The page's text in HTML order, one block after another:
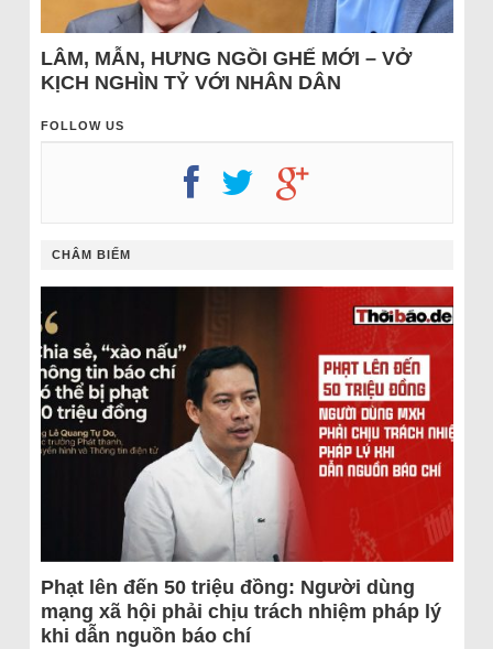
LÂM, MẪN, HƯNG NGỒI GHẾ MỚI – VỞ
KỊCH NGHÌN TỶ VỚI NHÂN DÂN
FOLLOW US
CHÂM BIẾM
Phạt lên đến 50 triệu đồng: Người dùng
mạng xã hội phải chịu trách nhiệm pháp lý
khi dẫn nguồn báo chí